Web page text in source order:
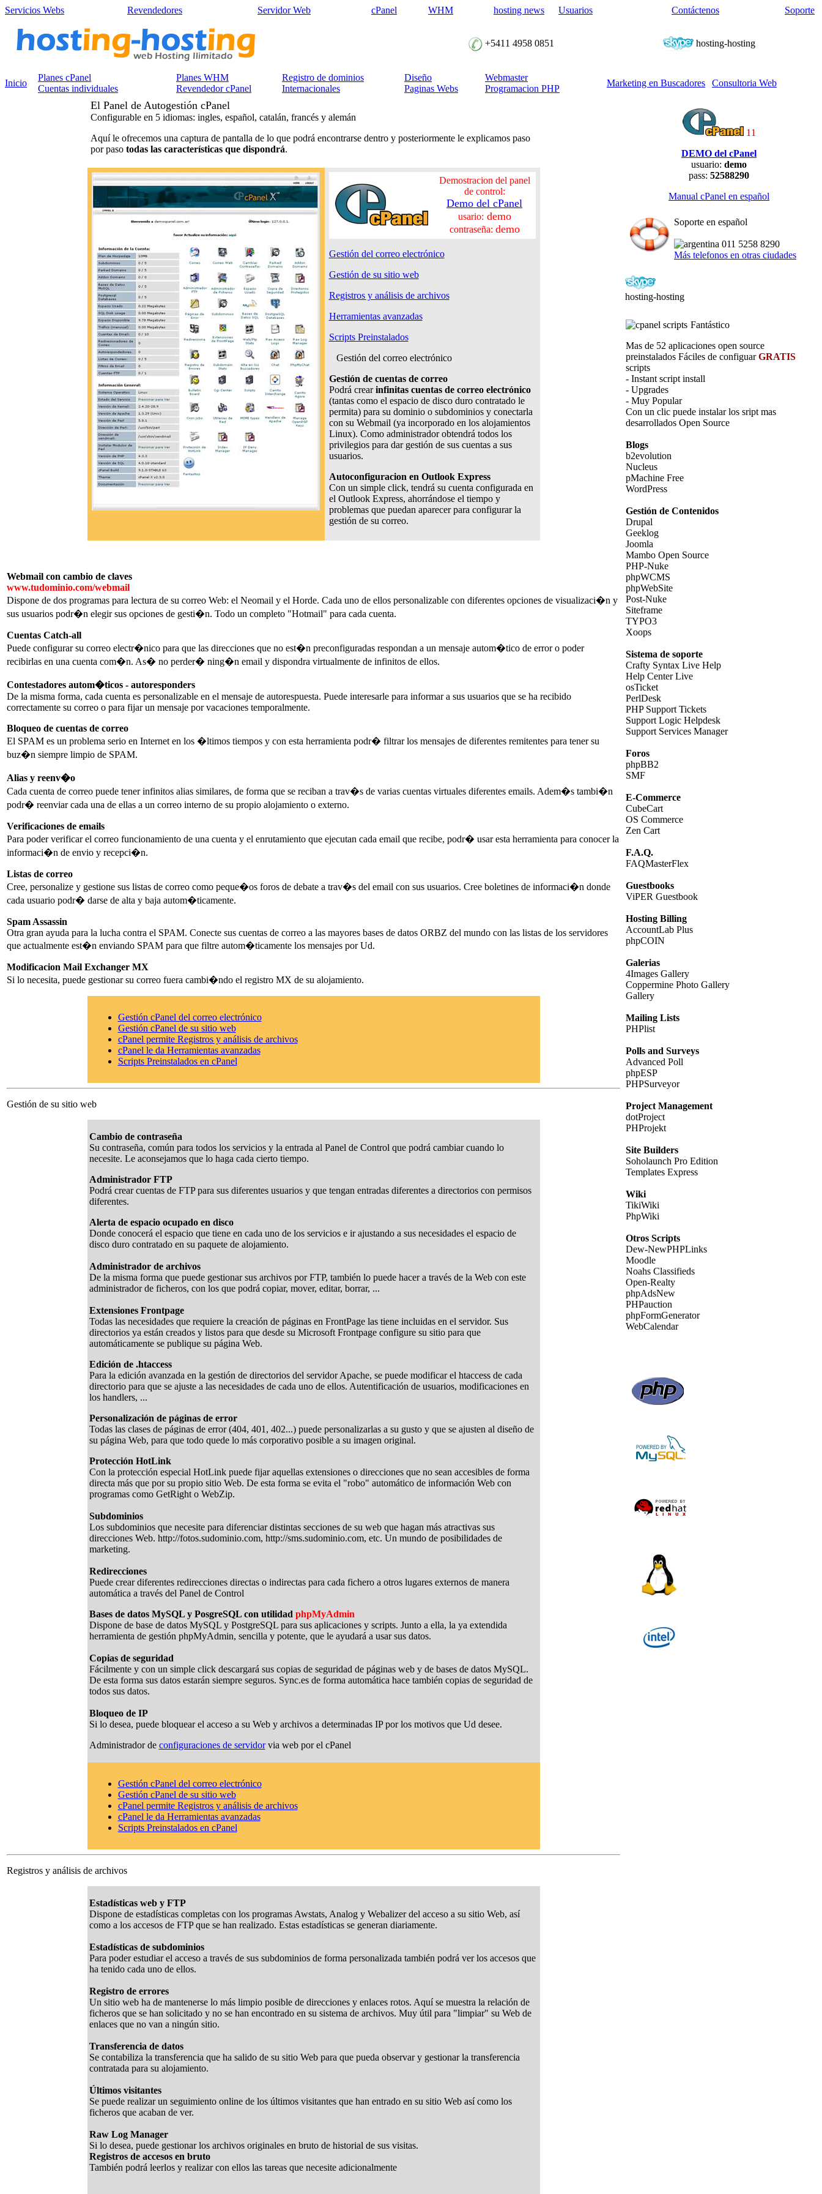
Servicios Webs Revendedores Servidor Web cPanel WHM hosting news Usuarios Contáctenos Soporte
+5411 4958 0851 hosting-hosting
Inicio
Planes cPanel
Cuentas individuales
Planes WHM
Revendedor cPanel
Registro de dominios
Internacionales
Diseño
Paginas Webs
Webmaster
Programacion PHP
Marketing en Buscadores Consultoria Web
El Panel de Autogestión cPanel
Configurable en 5 idiomas: ingles, español, catalán, francés y alemán
Aquí le ofrecemos una captura de pantalla de lo que podrá encontrarse dentro y posteriormente le explicamos paso
por paso todas las características que dispondrá.
Demostracion del panel
de control:
Demo del cPanel
usario: demo
contraseña: demo
Gestión del correo electrónico
Gestión de su sitio web
Registros y análisis de archivos
Herramientas avanzadas
Scripts Preinstalados
Gestión del correo electrónico
Gestión de cuentas de correo
Podrá crearinfinitas cuentas de correo electrónico
(tantas como el espacio de disco duro contratado le
permita) para su dominio o subdominios y conectarla
con su Webmail (ya incorporado en los alojamientos
Linux). Como administrador obtendrá todos los
privilegios para dar gestión de sus cuentas a sus
usuarios.
Autoconfiguracion en Outlook Express
Con un simple click, tendrá su cuenta configurada en
el Outlook Express, ahorrándose el tiempo y
problemas que puedan aparecer para configurar la
gestión de su correo.
Webmail con cambio de claves
www.tudominio.com/webmail
Dispone de dos programas para lectura de su correo Web: el Neomail y el Horde. Cada uno de ellos personalizable con diferentes opciones de visualizaci�n y
sus usuarios podr�n elegir sus opciones de gesti�n. Todo un completo "Hotmail" para cada cuenta.
Cuentas Catch-all
Puede configurar su correo electr�nico para que las direcciones que no est�n preconfiguradas respondan a un mensaje autom�tico de error o poder
recibirlas en una cuenta com�n. As� no perder� ning�n email y dispondra virtualmente de infinitos de ellos.
Contestadores autom�ticos - autoresponders
De la misma forma, cada cuenta es personalizable en el mensaje de autorespuesta. Puede interesarle para informar a sus usuarios que se ha recibido
correctamente su correo o para fijar un mensaje por vacaciones temporalmente.
Bloqueo de cuentas de correo
El SPAM es un problema serio en Internet en los �ltimos tiempos y con esta herramienta podr� filtrar los mensajes de diferentes remitentes para tener su
buz�n siempre limpio de SPAM.
Alias y reenv�o
Cada cuenta de correo puede tener infinitos alias similares, de forma que se reciban a trav�s de varias cuentas virtuales diferentes emails. Adem�s tambi�n
podr� reenviar cada una de ellas a un correo interno de su propio alojamiento o externo.
Verificaciones de emails
Para poder verificar el correo funcionamiento de una cuenta y el enrutamiento que ejecutan cada email que recibe, podr� usar esta herramienta para conocer la
informaci�n de envio y recepci�n.
Listas de correo
Cree, personalize y gestione sus listas de correo como peque�os foros de debate a trav�s del email con sus usuarios. Cree boletines de informaci�n donde
cada usuario podr� darse de alta y baja autom�ticamente.
Spam Assassin
Otra gran ayuda para la lucha contra el SPAM. Conecte sus cuentas de correo a las mayores bases de datos ORBZ del mundo con las listas de los servidores
que actualmente est�n enviando SPAM para que filtre autom�ticamente los mensajes por Ud.
Modificacion Mail Exchanger MX
Si lo necesita, puede gestionar su correo fuera cambi�ndo el registro MX de su alojamiento.
Gestión cPanel del correo electrónico
Gestión cPanel de su sitio web
cPanel permite Registros y análisis de archivos
cPanel le da Herramientas avanzadas
Scripts Preinstalados en cPanel
Gestión de su sitio web
Cambio de contraseña
Su contraseña, común para todos los servicios y la entrada al Panel de Control que podrá cambiar cuando lo
necesite. Le aconsejamos que lo haga cada cierto tiempo.
Administrador FTP
Podrá crear cuentas de FTP para sus diferentes usuarios y que tengan entradas diferentes a directorios con permisos
diferentes.
Alerta de espacio ocupado en disco
Donde conocerá el espacio que tiene en cada uno de los servicios e ir ajustando a sus necesidades el espacio de
disco duro contratado en su paquete de alojamiento.
Administrador de archivos
De la misma forma que puede gestionar sus archivos por FTP, también lo puede hacer a través de la Web con este
administrador de ficheros, con los que podrá copiar, mover, editar, borrar, ...
Extensiones Frontpage
Todas las necesidades que requiere la creación de páginas en FrontPage las tiene incluidas en el servidor. Sus
directorios ya están creados y listos para que desde su Microsoft Frontpage configure su sitio para que
automáticamente se publique su página Web.
Edición de .htaccess
Para la edición avanzada en la gestión de directorios del servidor Apache, se puede modificar el htaccess de cada
directorio para que se ajuste a las necesidades de cada uno de ellos. Autentificación de usuarios, modificaciones en
los handlers, ...
Personalización de páginas de error
Todas las clases de páginas de error (404, 401, 402...) puede personalizarlas a su gusto y que se ajusten al diseño de
su página Web, para que todo quede lo más corporativo posible a su imagen original.
Protección HotLink
Con la protección especial HotLink puede fijar aquellas extensiones o direcciones que no sean accesibles de forma
directa más que por su propio sitio Web. De esta forma se evita el "robo" automático de información Web con
programas como GetRight o WebZip.
Subdominios
Los subdominios que necesite para diferenciar distintas secciones de su web que hagan más atractivas sus
direcciones Web. http://fotos.sudominio.com, http://sms.sudominio.com, etc. Un mundo de posibilidades de
marketing.
Redirecciones
Puede crear diferentes redirecciones directas o indirectas para cada fichero a otros lugares externos de manera
automática a través del Panel de Control
Bases de datos MySQL y PosgreSQL con utilidad phpMyAdmin
Dispone de base de datos MySQL y PostgreSQL para sus aplicaciones y scripts. Junto a ella, la ya extendida
herramienta de gestión phpMyAdmin, sencilla y potente, que le ayudará a usar sus datos.
Copias de seguridad
Fácilmente y con un simple click descargará sus copias de seguridad de páginas web y de bases de datos MySQL.
De esta forma sus datos estarán siempre seguros. Sync.es de forma automática hace también copias de seguridad de
todos sus datos.
Bloqueo de IP
Si lo desea, puede bloquear el acceso a su Web y archivos a determinadas IP por los motivos que Ud desee.
Administrador de configuraciones de servidorvia web por el cPanel
Gestión cPanel del correo electrónico
Gestión cPanel de su sitio web
cPanel permite Registros y análisis de archivos
cPanel le da Herramientas avanzadas
Scripts Preinstalados en cPanel
Registros y análisis de archivos
Estadísticas web y FTP
Dispone de estadísticas completas con los programas Awstats, Analog y Webalizer del acceso a su sitio Web, así
como a los accesos de FTP que se han realizado. Estas estadísticas se generan diariamente.
Estadísticas de subdominios
Para poder estudiar el acceso a través de sus subdominios de forma personalizada también podrá ver los accesos que
ha tenido cada uno de ellos.
Registro de errores
Un sitio web ha de mantenerse lo más limpio posible de direcciones y enlaces rotos. Aquí se muestra la relación de
ficheros que se han solicitado y no se han encontrado en su sistema de archivos. Muy útil para "limpiar" su Web de
enlaces que no van a ningún sitio.
Transferencia de datos
Se contabiliza la transferencia que ha salido de su sitio Web para que pueda observar y gestionar la transferencia
contratada para su alojamiento.
Últimos visitantes
Se puede realizar un seguimiento online de los últimos visitantes que han entrado en su sitio Web así como los
ficheros que acaban de ver.
Raw Log Manager
Si lo desea, puede gestionar los archivos originales en bruto de historial de sus visitas.
Registros de accesos en bruto
También podrá leerlos y realizar con ellos las tareas que necesite adicionalmente
11
DEMO del cPanel
usuario: demo
pass: 52588290
Manual cPanel en español
Soporte en español
011 5258 8290
Más telefonos en otras ciudades
hosting-hosting
Fantástico
Mas de 52 aplicaciones open source
preinstalados Fáciles de configuarGRATIS
scripts
- Instant script install
- Upgrades
- Muy Popular
Con un clic puede instalar los sript mas
desarrollados Open Source
Blogs
b2evolution
Nucleus
pMachine Free
WordPress
Gestión de Contenidos
Drupal
Geeklog
Joomla
Mambo Open Source
PHP-Nuke
phpWCMS
phpWebSite
Post-Nuke
Siteframe
TYPO3
Xoops
Sistema de soporte
Crafty Syntax Live Help
Help Center Live
osTicket
PerlDesk
PHP Support Tickets
Support Logic Helpdesk
Support Services Manager
Foros
phpBB2
SMF
E-Commerce
CubeCart
OS Commerce
Zen Cart
F.A.Q.
FAQMasterFlex
Guestbooks
ViPER Guestbook
Hosting Billing
AccountLab Plus
phpCOIN
Galerias
4Images Gallery
Coppermine Photo Gallery
Gallery
Mailing Lists
PHPlist
Polls and Surveys
Advanced Poll
phpESP
PHPSurveyor
Project Management
dotProject
PHProjekt
Site Builders
Soholaunch Pro Edition
Templates Express
Wiki
TikiWiki
PhpWiki
Otros Scripts
Dew-NewPHPLinks
Moodle
Noahs Classifieds
Open-Realty
phpAdsNew
PHPauction
phpFormGenerator
WebCalendar